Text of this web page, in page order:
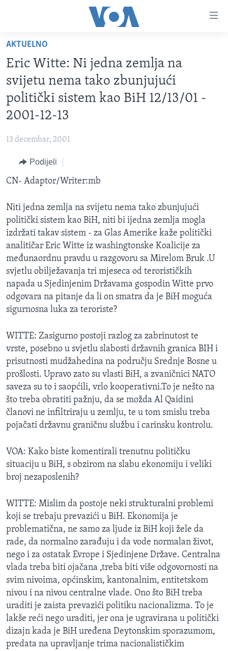
glavni
sadržaj
Pređi
na
glavnu
navigaciju
na
FOTOGRAFIJE DANA
VIJESTI
SVIJET
SPECIJALNI PROJEKTI
KORUPCIJA
SLOBODA MEDIJA
ŽENSKA STRANA
IZBJEGLIČKA STRANA
MAGAZIN
O GLASU AMERIKE
Learning English
PRATITE NAS
Jezici
AKTUELNO
Eric Witte: Ni jedna zemlja na
svijetu nema tako zbunjujući
politički sistem kao BiH 12/13/01 -
2001-12-13
13 decembar, 2001
Podijeli
CN- Adaptor/Writer:mb
Niti jedna zemlja na svijetu nema tako zbunjujući
politički sistem kao BiH, niti bi ijedna zemlja mogla
izdržati takav sistem - za Glas Amerike kaže politički
analitičar Eric Witte iz washingtonske Koalicije za
međunaordnu pravdu u razgovoru sa Mirelom Bruk .U
svjetlu obilježavanja tri mjeseca od terorističkih
napada u Sjedinjenim Državama gospodin Witte prvo
odgovara na pitanje da li on smatra da je BiH moguća
sigurnosna luka za teroriste?
WITTE: Zasigurno postoji razlog za zabrinutost te
vrste, posebno u svjetlu slabosti državnih granica BIH i
prisutnosti mudžahedina na području Srednje Bosne u
prošlosti. Upravo zato su vlasti BiH, a zvaničnici NATO
saveza su to i saopćili, vrlo kooperativni.To je nešto na
što treba obratiti pažnju, da se možda Al Qaidini
članovi ne infiltriraju u zemlju, te u tom smislu treba
pojačati državnu graničnu službu i carinsku kontrolu.
VOA: Kako biste komentirali trenutnu političku
situaciju u BiH, s obzirom na slabu ekonomiju i veliki
broj nezaposlenih?
WITTE: Mislim da postoje neki strukturalni problemi
koji se trebaju prevazići u BiH. Ekonomija je
problematična, ne samo za ljude iz BiH koji žele da
rade, da normalno zarađuju i da vode normalan život,
nego i za ostatak Evrope i Sjedinjene Države. Centralna
vlada treba biti ojačana ,treba biti više odgovornosti na
svim nivoima, općinskim, kantonalnim, entitetskom
nivou i na nivou centralne vlade. Ono što BiH treba
uraditi je zaista prevazići politiku nacionalizma. To je
lakše reći nego uraditi, jer ona je ugravirana u politički
dizajn kada je BiH uređena Deytonskim sporazumom,
predata na upravljanje trima nacionalističkim